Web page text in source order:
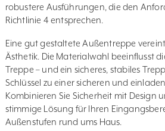
robustere Ausführungen, die den
Richtlinie 4 entsprechen.
Eine gut gestaltete Außentreppe
Ästhetik. Die Materialwahl beeinflusst
Treppe – und ein sicheres, stabiles
Schlüssel zu einer sicheren und
Kombinieren Sie Sicherheit mit Design
stimmige Lösung für Ihren
Außenstufen rund ums Haus.